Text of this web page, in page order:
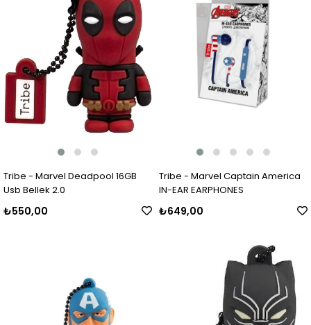
Tribe - Marvel Deadpool 16GB
Usb Bellek 2.0
₺550,00
Tribe - Marvel Captain America
IN-EAR EARPHONES
₺649,00